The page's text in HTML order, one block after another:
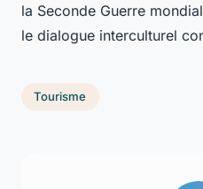
la Seconde Guerre
le dialogue interculturel
Tourisme